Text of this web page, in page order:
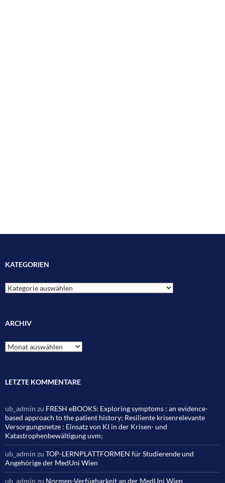
KATEGORIEN
Kategorien
ARCHIV
Archiv
LETZTE KOMMENTARE
ub_admin zu FRESH eBOOKS: Exploring symptoms : an evidence-
based approach to the patient history; Resiliente krisenrelevante
Versorgungsnetze : Einsatz von KI in der Krisen- und
Katastrophenbewältigung uvm;
ub_admin zu TOP-LERNPLATTFORMEN für Studierende und
Angehörige der MedUni Wien
ub_admin zu Normen-Verfügbarkeit an der MedUni Wien